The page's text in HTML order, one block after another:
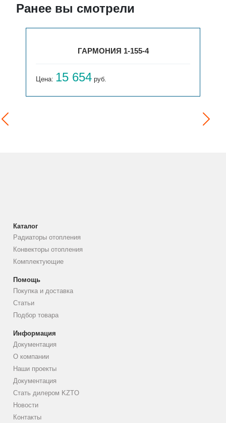
Ранее вы смотрели
ГАРМОНИЯ 1-155-4
Цена: 15 654 руб.
Каталог
Радиаторы отопления
Конвекторы отопления
Комплектующие
Помощь
Покупка и доставка
Статьи
Подбор товара
Информация
Документация
О компании
Наши проекты
Документация
Стать дилером KZTO
Новости
Контакты